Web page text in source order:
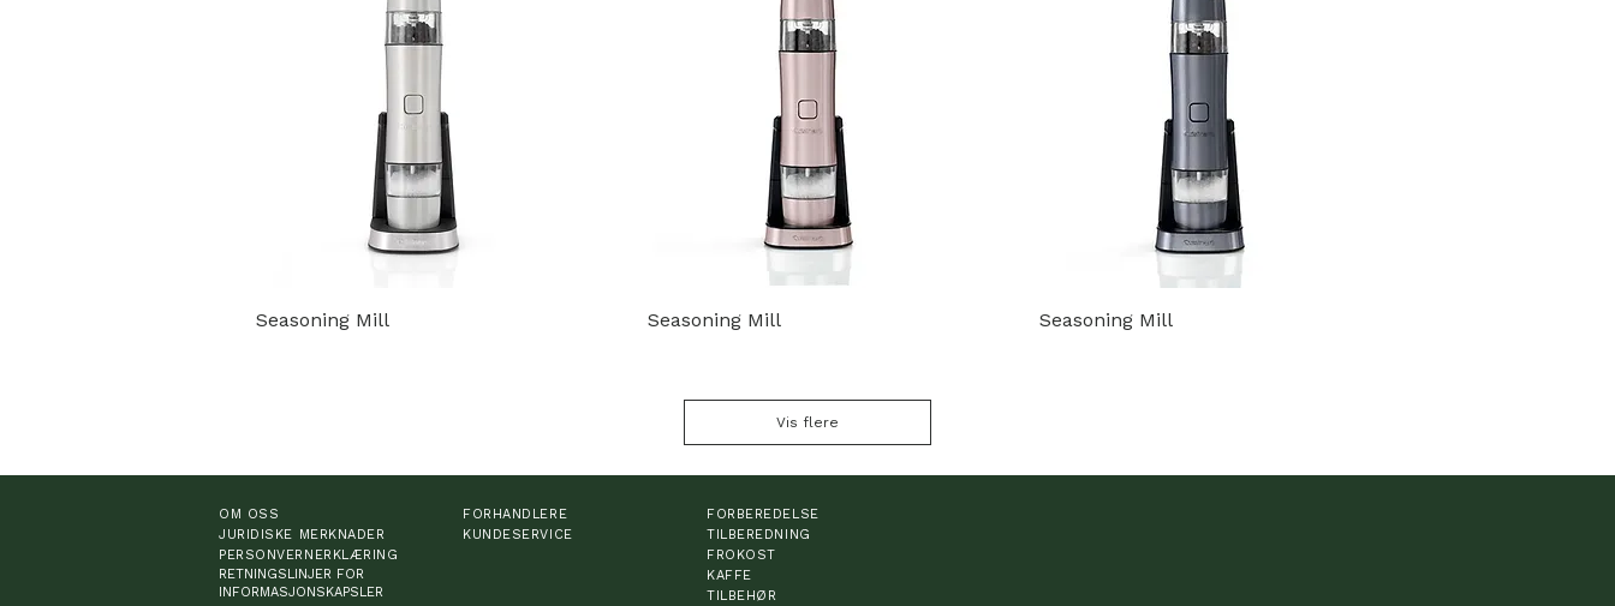
Seasoning Mill Seasoning Mill Seasoning Mill
Vis flere
OM OSS
JURIDISKE MERKNADER
PERSONVERNERKLÆRING
RETNINGSLINJER FOR
INFORMASJONSKAPSLER
FORHANDLERE
KUNDESERVICE
FORBEREDELSE
TILBEREDNING
FROKOST
KAFFE
TILBEHØR